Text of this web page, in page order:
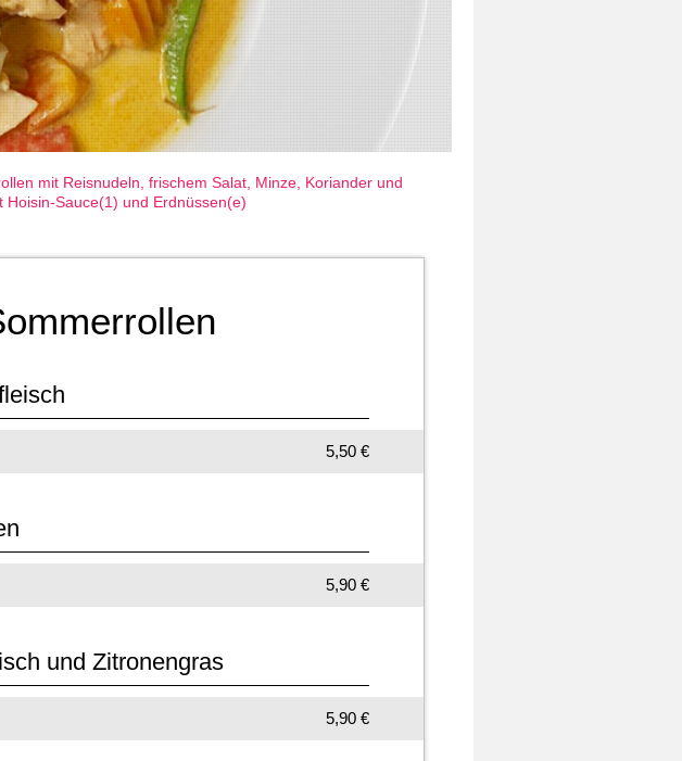
mit Reisnudeln, frischem Salat, Minze, Koriander und
Sauce(1) und Erdnüssen(e)
5,50 €
5,90 €
und Zitronengras
5,90 €